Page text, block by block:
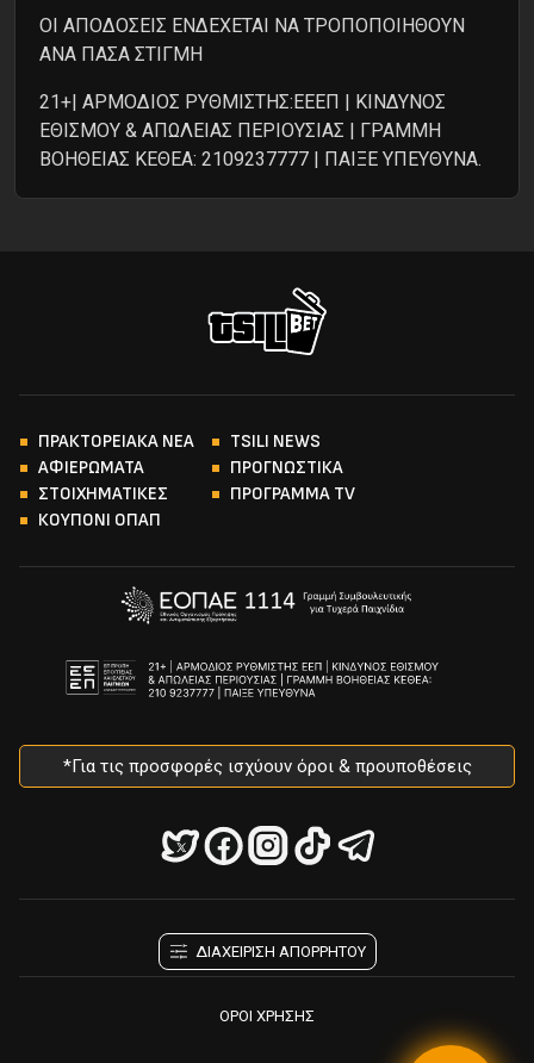
ΟΙ ΑΠΟΔΟΣΕΙΣ ΕΝΔΕΧΕΤΑΙ ΝΑ ΤΡΟΠΟΠΟΙΗΘΟΥΝ
ΑΝΑ ΠΑΣΑ ΣΤΙΓΜΗ
21+| ΑΡΜΟΔΙΟΣ ΡΥΘΜΙΣΤΗΣ:ΕΕΕΠ | ΚΙΝΔΥΝΟΣ
ΕΘΙΣΜΟΥ & ΑΠΩΛΕΙΑΣ ΠΕΡΙΟΥΣΙΑΣ | ΓΡΑΜΜΗ
ΒΟΗΘΕΙΑΣ ΚΕΘΕΑ: 2109237777 | ΠΑΙΞΕ ΥΠΕΥΘΥΝΑ.
ΠΡΑΚΤΟΡΕΙΑΚΑ ΝΕΑ
TSILI NEWS
ΑΦΙΕΡΩΜΑΤΑ
ΠΡΟΓΝΩΣΤΙΚΑ
ΣΤΟΙΧΗΜΑΤΙΚΕΣ
ΠΡΟΓΡΑΜΜΑ TV
ΚΟΥΠΟΝΙ ΟΠΑΠ
*Για τις προσφορές ισχύουν όροι & προυποθέσεις
ΔΙΑΧΕΙΡΙΣΗ ΑΠΟΡΡΗΤΟΥ
ΟΡΟΙ ΧΡΗΣΗΣ